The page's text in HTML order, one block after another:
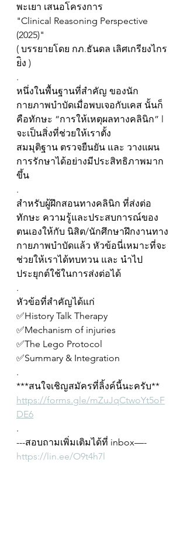
พะเยา เสนอโครงการ
"Clinical Reasoning Perspective
(2025)"
( บรรยายโดย กภ.ธันดล เลิศเกรียงไกร
ย่ิง )
.
หนึ่งในพื้นฐานที่สำคัญ ของนัก
กายภาพบำบัดเมื่อพบเจอกับเคส นั้นก็
คือทักษะ “การให้เหตุผลทางคลินิก” l
จะเป็นสิ่งที่ช่วยให้เราตั้ง
สมมุติฐาน ตรวจยืนยัน และ วางแผน
การรักษาได้อย่างมีประสิทธิภาพมาก
ขึ้น
.
สำหรับผู้ฝึกสอนทางคลินิก ที่ส่งต่อ
ทักษะ ความรู้และประสบการณ์ของ
ตนเองให้กับ นิสิต/นักศึกษาฝึกงานทาง
กายภาพบำบัดแล้ว หัวข้อนี่เหมาะที่จะ
ช่วยให้เราได้ทบทวน และ นำไป
ประยุกต์ใช้ในการส่งต่อได้
.
หัวข้อที่สำคัญได้แก่
✅History Talk Therapy
✅Mechanism of injuries
✅The Lego Protocol
✅Summary & Integration
.
***สนใจเชิญสมัครที่ลิ้งค์นี้นะครับ**
https://forms.gle/mZuJqCtwoYt5oF
DE6
.
---สอบถามเพิ่มเติมได้ที่ inbox—-
https://lin.ee/O9t4h7l